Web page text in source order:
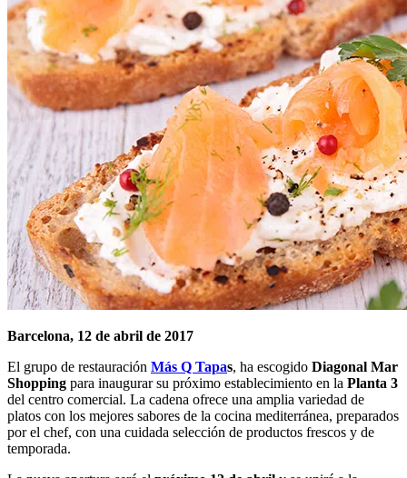
Barcelona, 12 de abril de 2017
El grupo de restauración Más Q Tapas, ha escogido Diagonal Mar
Shopping para inaugurar su próximo establecimiento en la Planta 3
del centro comercial. La cadena ofrece una amplia variedad de
platos con los mejores sabores de la cocina mediterránea, preparados
por el chef, con una cuidada selección de productos frescos y de
temporada.